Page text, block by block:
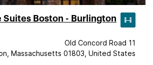
Suites Boston - Burlington
11 Old Concord Road
Massachusetts 01803, United States